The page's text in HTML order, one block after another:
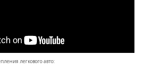
легкового авто: